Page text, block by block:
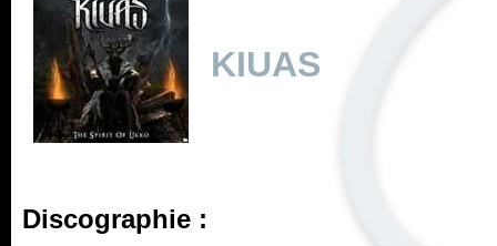
KIUAS
Discographie :